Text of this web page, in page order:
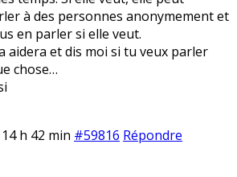
à des personnes anonymement et
en parler si elle veut.
aidera et dis moi si tu veux parler
chose…
h 42 min #59816 Répondre